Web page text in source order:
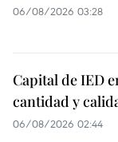
06/08/2026 03:28
Capital de IED
cantidad y
06/08/2026 02:44